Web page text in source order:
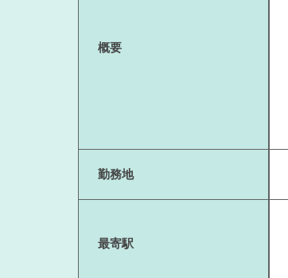
概要
勤務地
最寄駅